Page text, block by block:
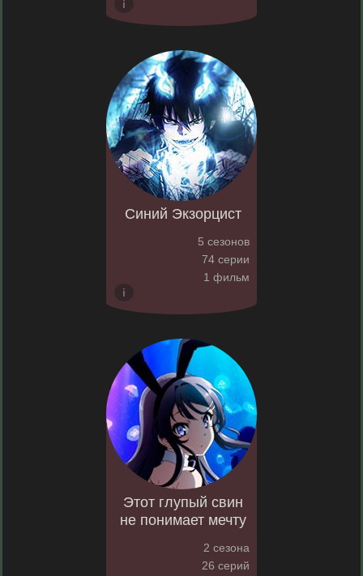
Синий Экзорцист
5 сезонов
74 серии
1 фильм
Этот глупый свин
не понимает мечту
2 сезона
26 серий